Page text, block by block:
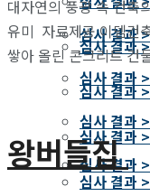
심사 결과
심사 결과
심사 결과
심사 결과
심사 결과
심사 결과
심사 결과
심사 결과
대자연의 풍광 속 건축
유미 자료제공 이뎀건
쌓아 올린 콘크리트 건
왕버들집